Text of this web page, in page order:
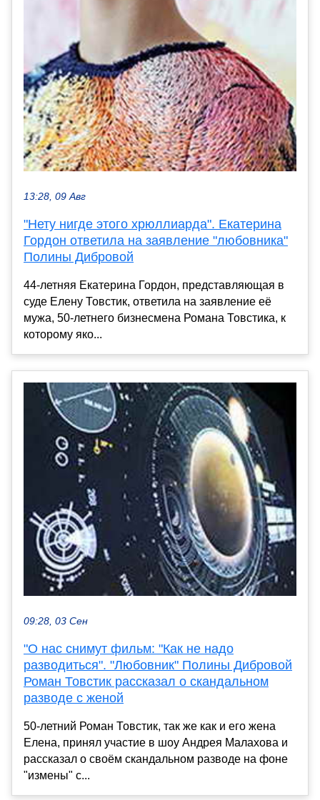
13:28, 09 Авг
"Нету нигде этого хрюллиарда". Екатерина
Гордон ответила на заявление "любовника"
Полины Дибровой
44-летняя Екатерина Гордон, представляющая в
суде Елену Товстик, ответила на заявление её
мужа, 50-летнего бизнесмена Романа Товстика, к
которому яко...
09:28, 03 Сен
"О нас снимут фильм: "Как не надо
разводиться". "Любовник" Полины Дибровой
Роман Товстик рассказал о скандальном
разводе с женой
50-летний Роман Товстик, так же как и его жена
Елена, принял участие в шоу Андрея Малахова и
рассказал о своём скандальном разводе на фоне
"измены" с...